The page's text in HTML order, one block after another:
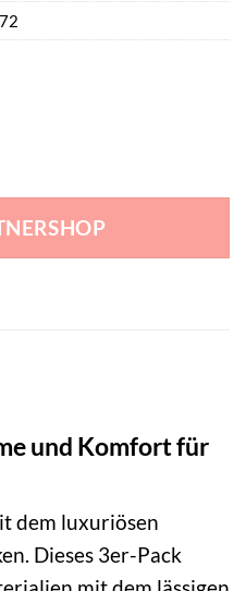
und Komfort für
dem luxuriösen
Dieses 3er-Pack